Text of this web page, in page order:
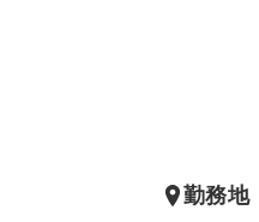
勤務地